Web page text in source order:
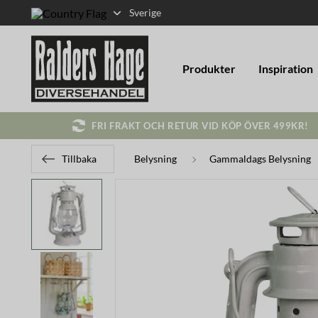
Sverige
Produkter Inspiration
FRI FRAKT OCH RETUR VID KÖP ÖVER 499KR!
Tillbaka Belysning Gammaldags Belysning